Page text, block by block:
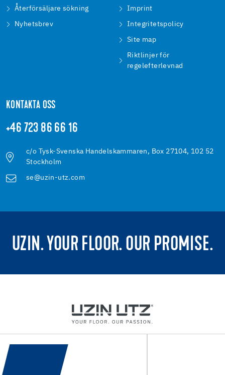
Återförsäljare sökning
Nyhetsbrev
Imprint
Integritetspolicy
Site map
Riktlinjer för
regelefterlevnad
KONTAKTA OSS
+46 723 86 66 16
c/o Tysk-Svenska Handelskammaren, Box 27104, 102 52
Stockholm
se@uzin-utz.com
UZIN. YOUR FLOOR. OUR PROMISE.